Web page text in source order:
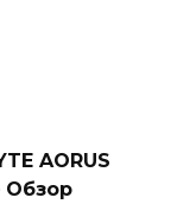
AORUS
Обзор